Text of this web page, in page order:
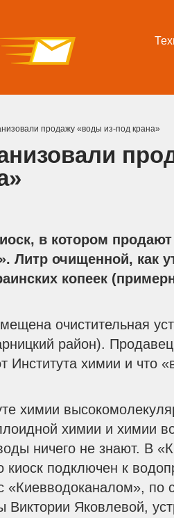
продажу «воды из-под крана»
в котором
Литр очищенной, как
копеек
очистительная
район). Продавец
Института химии и что
химии
химии и химии
ничего не знают. В
киоск подключен к
по
Яковлевой,